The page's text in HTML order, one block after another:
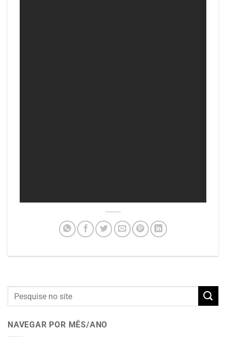
NAVEGAR POR MÊS/ANO